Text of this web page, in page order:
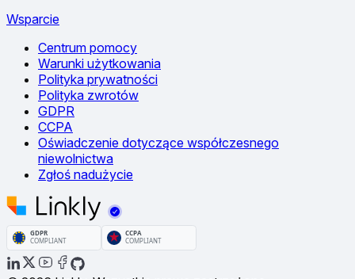
Wsparcie
Centrum pomocy
Warunki użytkowania
Polityka prywatności
Polityka zwrotów
GDPR
CCPA
Oświadczenie dotyczące współczesnego
niewolnictwa
Zgłoś nadużycie